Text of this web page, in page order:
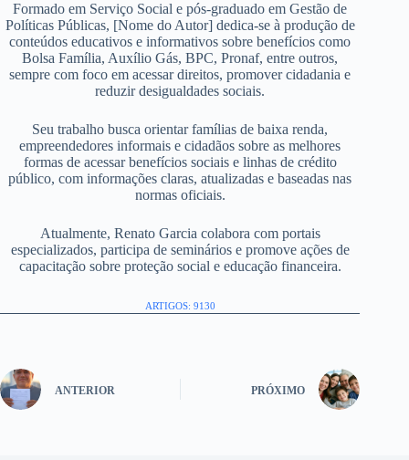
Formado em Serviço Social e pós-graduado em Gestão de
Políticas Públicas, [Nome do Autor] dedica-se à produção de
conteúdos educativos e informativos sobre benefícios como
Bolsa Família, Auxílio Gás, BPC, Pronaf, entre outros,
sempre com foco em acessar direitos, promover cidadania e
reduzir desigualdades sociais.
Seu trabalho busca orientar famílias de baixa renda,
empreendedores informais e cidadãos sobre as melhores
formas de acessar benefícios sociais e linhas de crédito
público, com informações claras, atualizadas e baseadas nas
normas oficiais.
Atualmente, Renato Garcia colabora com portais
especializados, participa de seminários e promove ações de
capacitação sobre proteção social e educação financeira.
ARTIGOS: 9130
ANTERIOR PRÓXIMO